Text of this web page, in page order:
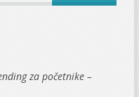
za početnike –